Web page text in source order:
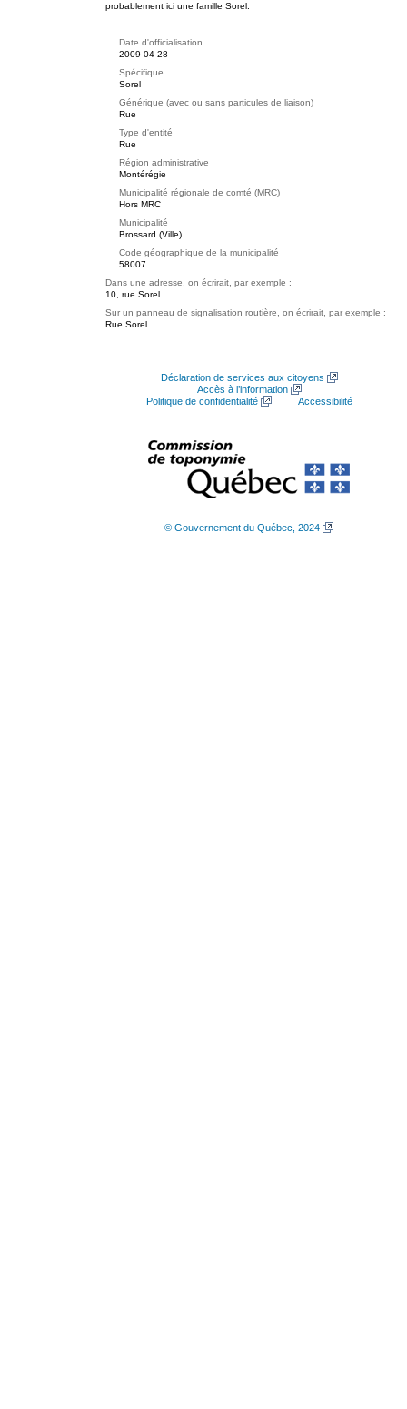
probablement ici une famille Sorel.
Date d'officialisation
2009-04-28
Spécifique
Sorel
Générique (avec ou sans particules de liaison)
Rue
Type d'entité
Rue
Région administrative
Montérégie
Municipalité régionale de comté (MRC)
Hors MRC
Municipalité
Brossard (Ville)
Code géographique de la municipalité
58007
Dans une adresse, on écrirait, par exemple :
10, rue Sorel
Sur un panneau de signalisation routière, on écrirait, par exemple :
Rue Sorel
Déclaration de services aux citoyens
Accès à l’information
Politique de confidentialité
Accessibilité
© Gouvernement du Québec, 2024